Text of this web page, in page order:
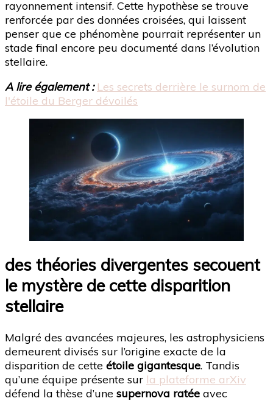
rayonnement intensif. Cette hypothèse se trouve
renforcée par des données croisées, qui laissent
penser que ce phénomène pourrait représenter un
stade final encore peu documenté dans l’évolution
stellaire.
A lire également : Les secrets derrière le surnom de
l'étoile du Berger dévoilés
des théories divergentes secouent
le mystère de cette disparition
stellaire
Malgré des avancées majeures, les astrophysiciens
demeurent divisés sur l’origine exacte de la
disparition de cette étoile gigantesque. Tandis
qu’une équipe présente sur la plateforme arXiv
défend la thèse d’une supernova ratée avec